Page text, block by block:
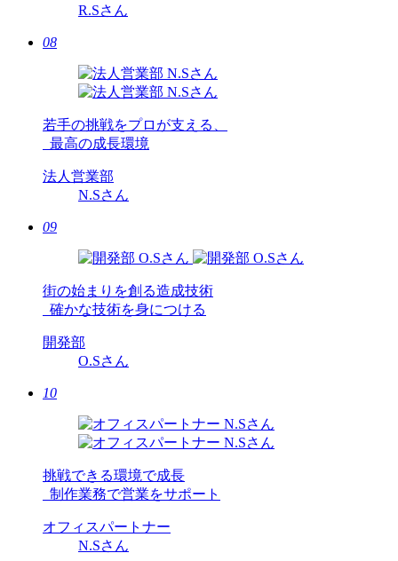
R.Sさん
08
若手の挑戦をプロが支える、
最高の成長環境
法人営業部
N.Sさん
09
街の始まりを創る造成技術
確かな技術を身につける
開発部
O.Sさん
10
挑戦できる環境で成長
制作業務で営業をサポート
オフィスパートナー
N.Sさん